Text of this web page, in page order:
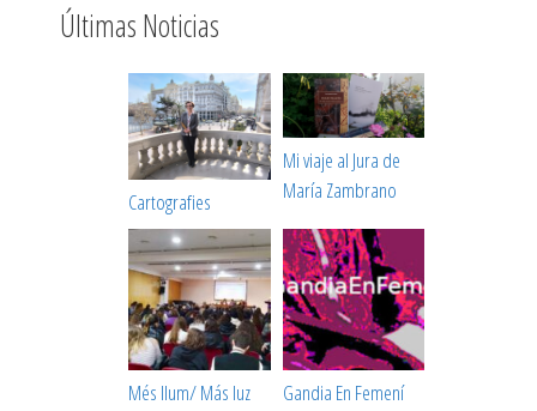
Últimas Noticias
Cartografies
Mi viaje al Jura de
María Zambrano
Més llum/ Más luz Gandia En Femení